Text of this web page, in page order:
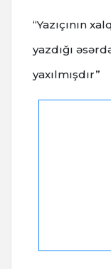
“Yazıçının
yazdığı
yaxılmışdır”